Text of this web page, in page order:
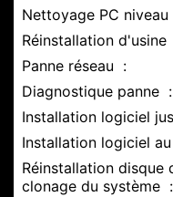
Nettoyage PC
Réinstallation
Panne réseau :
Diagnostique panne :
Installation logiciel
Installation logiciel
Réinstallation disque
clonage du système :